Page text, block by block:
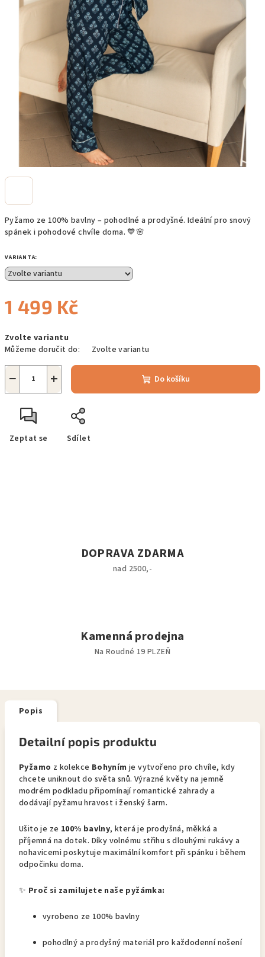
Pyžamo ze 100% bavlny – pohodlné a prodyšné. Ideální pro snový
spánek i pohodové chvíle doma. 💙🌸
VARIANTA:
1 499 Kč
cena:
Zvolte variantu
Můžeme doručit do:
Zvolte variantu
+
− Do košíku
Zeptat se Sdílet
DOPRAVA ZDARMA
nad 2500,-
Kamenná prodejna
Na Roudné 19 PLZEŇ
Popis
Detailní popis produktu
Pyžamo z kolekce Bohyním je vytvořeno pro chvíle, kdy
chcete uniknout do světa snů. Výrazné květy na jemně
modrém podkladu připomínají romantické zahrady a
dodávají pyžamu hravost i ženský šarm.
Ušito je ze 100% bavlny, která je prodyšná, měkká a
příjemná na dotek. Díky volnému střihu s dlouhými rukávy a
nohavicemi poskytuje maximální komfort při spánku i během
odpočinku doma.
✨ Proč si zamilujete naše pyžámka:
vyrobeno ze 100% bavlny
pohodlný a prodyšný materiál pro každodenní nošení